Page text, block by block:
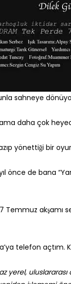
sahneye
daha çok
yönettiği bir
önce de bana
akşamı
telefon açtım.
yerel,